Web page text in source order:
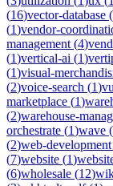
(16)vector-database (
(1)vendor-
management (4)
(1)vertical-ai (1)
(1)visual-
(2)voice-search (1)
marketplace (1)
(2)warehouse-
orchestrate (1)wave (
(2)web-development
(7)website (1)
(6)wholesale (12)